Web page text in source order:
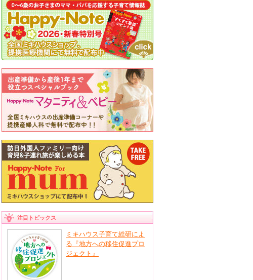
注目トピックス
ミキハウス子育て総研によ
る『地方への移住促進プロ
ジェクト』